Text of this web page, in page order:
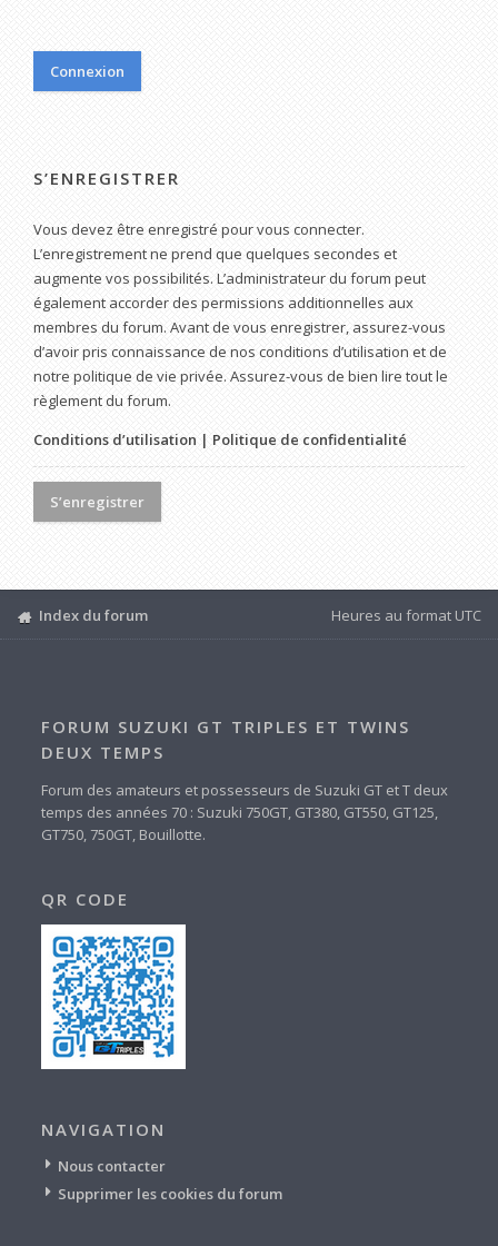
S’ENREGISTRER
Vous devez être enregistré pour vous connecter.
L’enregistrement ne prend que quelques secondes et
augmente vos possibilités. L’administrateur du forum peut
également accorder des permissions additionnelles aux
membres du forum. Avant de vous enregistrer, assurez-vous
d’avoir pris connaissance de nos conditions d’utilisation et de
notre politique de vie privée. Assurez-vous de bien lire tout le
règlement du forum.
Conditions d’utilisation | Politique de confidentialité
S’enregistrer
Index du forum Heures au format UTC
FORUM SUZUKI GT TRIPLES ET TWINS
DEUX TEMPS
Forum des amateurs et possesseurs de Suzuki GT et T deux
temps des années 70 : Suzuki 750GT, GT380, GT550, GT125,
GT750, 750GT, Bouillotte.
QR CODE
NAVIGATION
Nous contacter
Supprimer les cookies du forum